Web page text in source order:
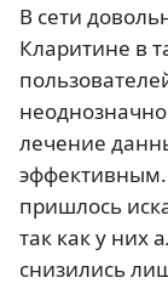
В сети
Кларитине в
лечение
пришлось
так как у них
снизились